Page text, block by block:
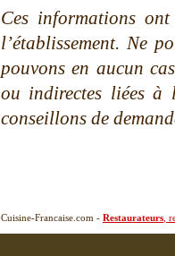
Ces informations
l’établissement. Ne
pouvons en aucun
ou indirectes liées à
conseillons de
Cuisine-Francaise.com - Restaurateurs ,